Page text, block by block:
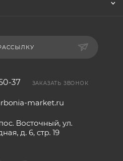
37 ЗАКАЗАТЬ ЗВОНОК
market.ru
Восточный, ул.
д. 6, стр. 19